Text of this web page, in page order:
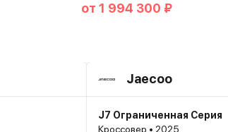
от 1 994 300 ₽
Jaecoo
J7 Ограниченная Серия
Кроссовер • 2025